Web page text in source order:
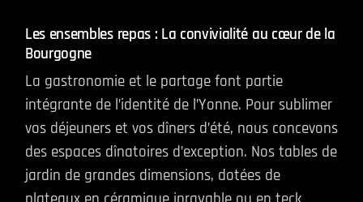
Les ensembles repas : La convivialité au cœur de la
Bourgogne
La gastronomie et le partage font partie
intégrante de l’identité de l’Yonne. Pour sublimer
vos déjeuners et vos dîners d’été, nous concevons
des espaces dînatoires d’exception. Nos tables de
jardin de grandes dimensions, dotées de